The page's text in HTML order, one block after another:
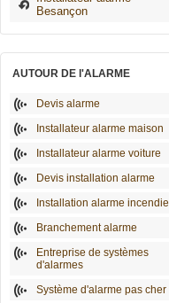
Besançon
AUTOUR DE l'ALARME
Devis alarme
Installateur alarme maison
Installateur alarme voiture
Devis installation alarme
Installation alarme incendie
Branchement alarme
Entreprise de systèmes
d'alarmes
Système d'alarme pas cher